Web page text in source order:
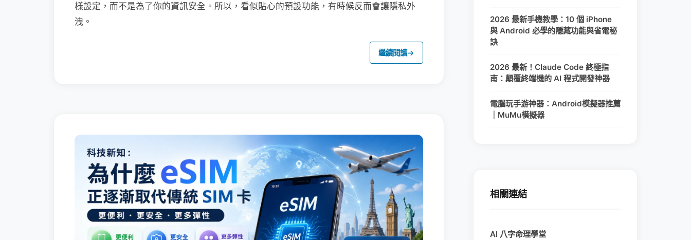
樣設定，而不是為了你的資訊安全。所以，看似貼心的預設功能，有時候反而會讓隱私外
洩。
繼續閱讀→
2026 最新手機教學：10 個 iPhone
與 Android 必學的隱藏功能與省電秘
訣
2026 最新！Claude Code 終極指
南：顛覆終端機的 AI 程式開發神器
電腦玩手游神器：Android模擬器推薦
｜MuMu模擬器
相關連結
AI 八字命理學堂